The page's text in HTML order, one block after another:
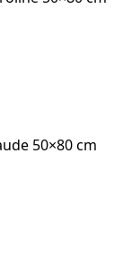
50×80 cm